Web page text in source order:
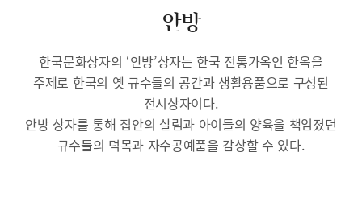
안방
한국문화상자의 ‘안방’상자는 한국 전통가옥인 한옥을
주제로 한국의 옛 규수들의 공간과 생활용품으로 구성된
전시상자이다.
안방 상자를 통해 집안의 살림과 아이들의 양육을 책임졌던
규수들의 덕목과 자수공예품을 감상할 수 있다.